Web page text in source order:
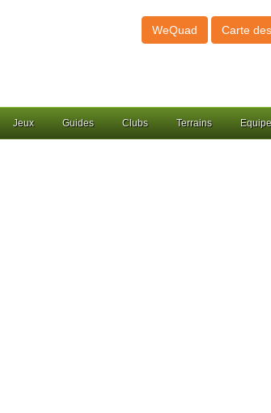
WeQuad Carte
Jeux Guides Clubs Terrains